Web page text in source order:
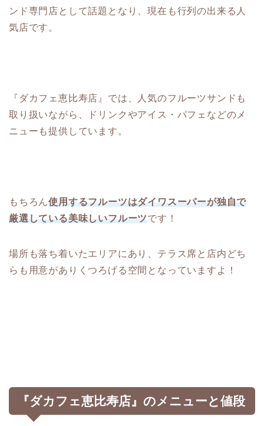
ンド専門店として話題となり、現在も行列の出来る人
気店です。
『ダカフェ恵比寿店』では、人気のフルーツサンドも
取り扱いながら、ドリンクやアイス・パフェなどのメ
ニューも提供しています。
もちろん使用するフルーツはダイワスーパーが独自で
厳選している美味しいフルーツです！
場所も落ち着いたエリアにあり、テラス席と店内どち
らも用意がありくつろげる空間となっていますよ！
『ダカフェ恵比寿店』のメニューと値段